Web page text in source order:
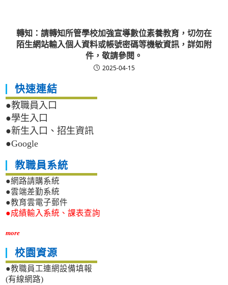
轉知：請轉知所管學校加強宣導數位素養教育，切勿在
陌生網站輸入個人資料或帳號密碼等機敏資訊，詳如附
件，敬請參閱。
2025-04-15
快速連結
●教職員入口
●學生入口
●新生入口、招生資訊
●Google
教職員系統
●網路請購系統
●雲端差勤系統
●教育雲電子郵件
●成績輸入系統、課表查詢
more
校園資源
●教職員工連網設備填報
(有線網路)